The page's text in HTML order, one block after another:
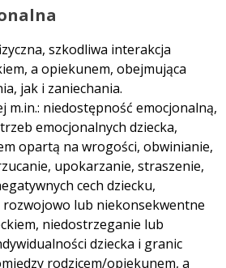
szkodliwa interakcja
a opiekunem, obejmująca
jak i zaniechania.
m.in.: niedostępność emocjonalną,
emocjonalnych dziecka,
opartą na wrogości, obwinianie,
upokarzanie, straszenie,
cech dziecku,
lub niekonsekwentne
niedostrzeganie lub
dziecka i granic
rodzicem/opiekunem, a